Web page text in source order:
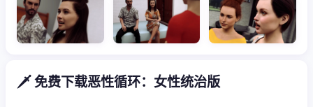
🗡️ 免费下载恶性循环：女性统治版